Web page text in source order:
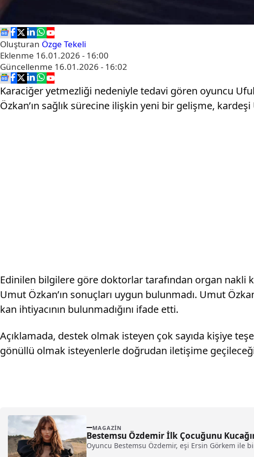
Oluşturan Özge Tekeli
Eklenme 16.01.2026 - 16:00
Güncellenme 16.01.2026 - 16:02
Karaciğer yetmezliği nedeniyle tedavi gören oyuncu
Özkan’ın sağlık sürecine ilişkin yeni bir gelişme,
Edinilen bilgilere göre doktorlar tarafından organ nakli
Umut Özkan’ın sonuçları uygun bulunmadı. Umut
kan ihtiyacının bulunmadığını ifade etti.
Açıklamada, destek olmak isteyen çok sayıda kişiye
gönüllü olmak isteyenlerle doğrudan iletişime
MAGAZIN
Bestemsu Özdemir İlk Çocuğunu
Oyuncu Bestemsu Özdemir, eşi Ersin Görkem ile